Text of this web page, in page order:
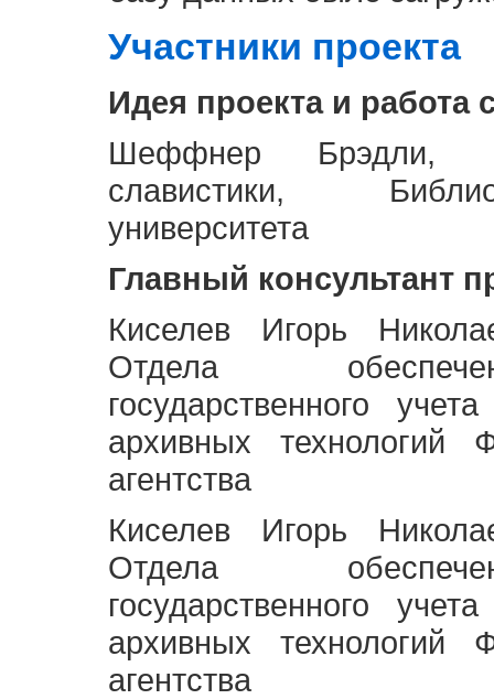
Участники проекта
Идея проекта и работа
Шеффнер Брэдли,
славистики,
университета
Главный консультант
Киселев Игорь
Отдела
государственного
архивных технологий
агентства
Киселев Игорь
Отдела
государственного
архивных технологий
агентства